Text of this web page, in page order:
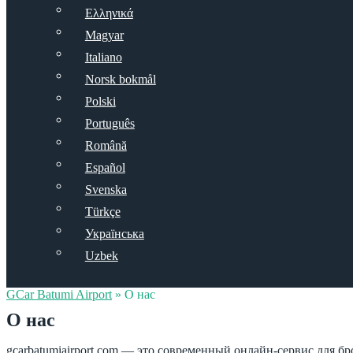
Ελληνικά
Magyar
Italiano
Norsk bokmål
Polski
Português
Română
Español
Svenska
Türkçe
Українська
Uzbek
GCar Batumi Airport » О нас
О нас
gcarbatumiairport.com — это современный онлайн-сервис для